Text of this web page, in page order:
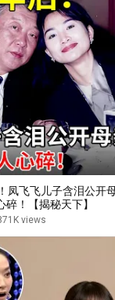
凤飞飞儿子含泪公开
碎！【揭秘天下】
views